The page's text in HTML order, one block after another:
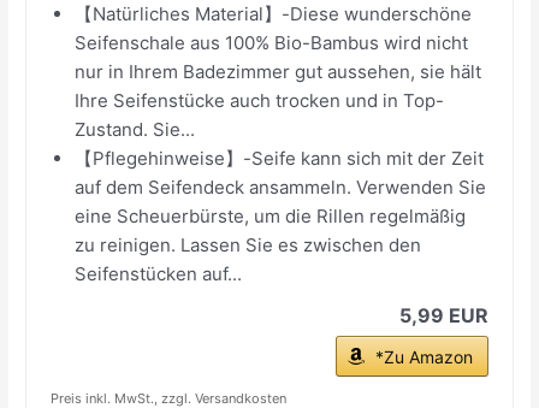
【Natürliches Material】-Diese wunderschöne
Seifenschale aus 100% Bio-Bambus wird nicht
nur in Ihrem Badezimmer gut aussehen, sie hält
Ihre Seifenstücke auch trocken und in Top-
Zustand. Sie...
【Pflegehinweise】-Seife kann sich mit der Zeit
auf dem Seifendeck ansammeln. Verwenden Sie
eine Scheuerbürste, um die Rillen regelmäßig
zu reinigen. Lassen Sie es zwischen den
Seifenstücken auf...
5,99 EUR
*Zu Amazon
Preis inkl. MwSt., zzgl. Versandkosten